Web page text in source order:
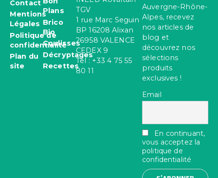
Contact
Mentions
Légales
Politique de
confidentialité
Plan du
site
Plans
Brico
Bio
Coulisses
Décryptages
Recettes
TGV
1 rue Marc Seguin
BP 16208 Alixan
26958 VALENCE
CEDEX 9
Tel : +33 4 75 55
80 11
Auvergne-Rhône-
Alpes, recevez
nos articles de
blog et
découvrez nos
sélections
produits
exclusives !
Email
En continuant,
vous acceptez la
politique de
confidentialité